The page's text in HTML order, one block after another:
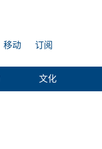
订阅
移动
文化